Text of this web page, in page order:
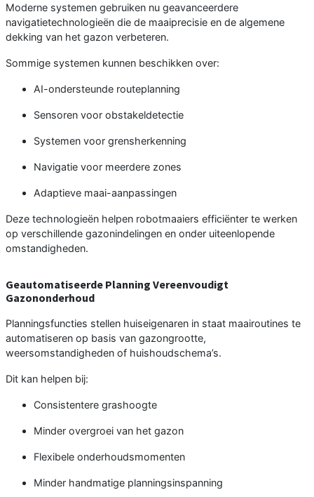
Moderne systemen gebruiken nu geavanceerdere
navigatietechnologieën die de maaiprecisie en de algemene
dekking van het gazon verbeteren.
Sommige systemen kunnen beschikken over:
AI-ondersteunde routeplanning
Sensoren voor obstakeldetectie
Systemen voor grensherkenning
Navigatie voor meerdere zones
Adaptieve maai-aanpassingen
Deze technologieën helpen robotmaaiers efficiënter te werken
op verschillende gazonindelingen en onder uiteenlopende
omstandigheden.
Geautomatiseerde Planning Vereenvoudigt
Gazononderhoud
Planningsfuncties stellen huiseigenaren in staat maairoutines te
automatiseren op basis van gazongrootte,
weersomstandigheden of huishoudschema’s.
Dit kan helpen bij:
Consistentere grashoogte
Minder overgroei van het gazon
Flexibele onderhoudsmomenten
Minder handmatige planningsinspanning